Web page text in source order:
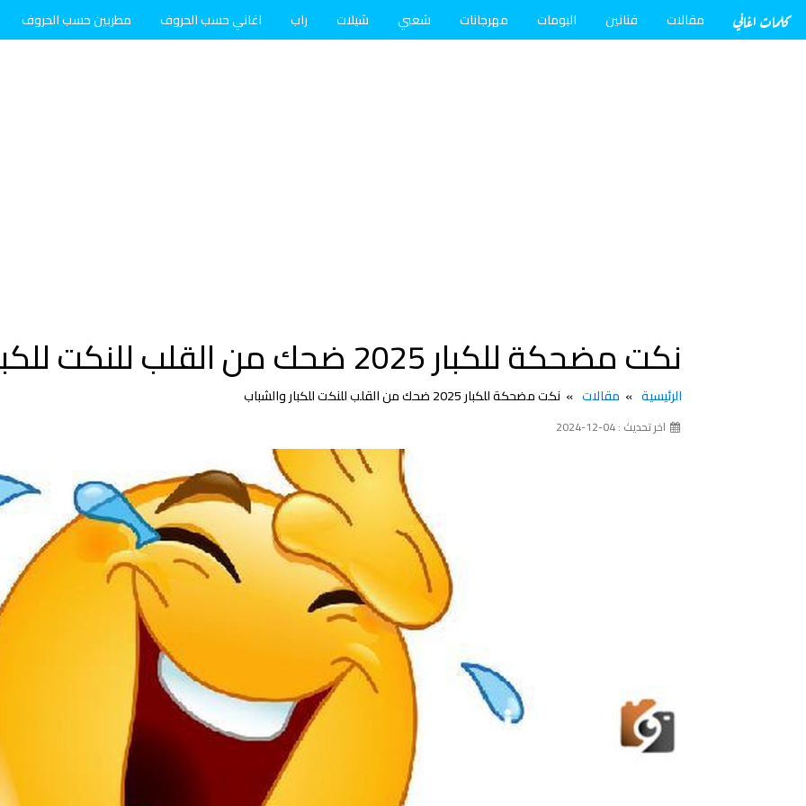
كلمات اغاني مقالات فنانين البومات مهرجانات شعبي شيلات راب اغاني حسب الحروف مطربين حسب الحروف
نكت مضحكة للكبار 2025 ضحك من القلب للنكت للكبار والشباب
الرئيسية مقالات نكت مضحكة للكبار 2025 ضحك من القلب للنكت للكبار والشباب
اخر تحديث : 04-12-2024